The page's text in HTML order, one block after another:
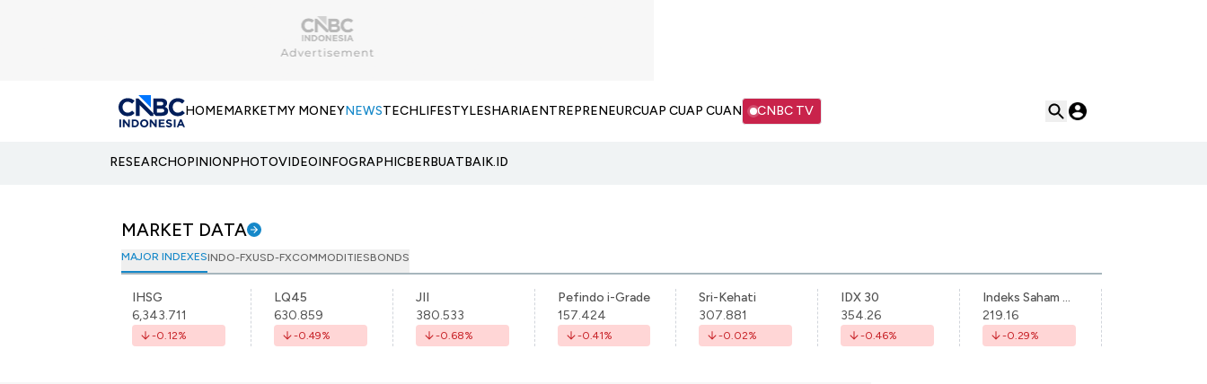
HOMEMARKETMY MONEYNEWSTECHLIFESTYLESHARIAENTREPRENEURCUAP CUAP CUAN CNBC TV
RESEARCHOPINIONPHOTOVIDEOINFOGRAPHICBERBUATBAIK.ID
MARKET DATA
MAJOR INDEXESINDO-FXUSD-FXCOMMODITIESBONDS
IHSG
6,343.711
-0.12%
LQ45
630.859
-0.49%
JII
380.533
-0.68%
Pefindo i-Grade
157.424
-0.41%
Sri-Kehati
307.881
-0.02%
IDX 30
354.26
-0.46%
Indeks Saham Syariah Indonesia
219.16
-0.29%